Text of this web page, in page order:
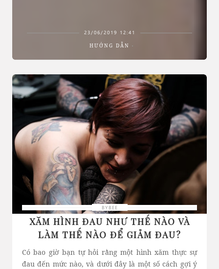
23/06/2019 12:41
HƯỚNG DẪN
BYBEE
XĂM HÌNH ĐAU NHƯ THẾ NÀO VÀ
LÀM THẾ NÀO ĐỂ GIẢM ĐAU?
Có bao giờ bạn tự hỏi rằng một hình xăm thực sự
đau đến mức nào, và dưới đây là một số cách gợi ý